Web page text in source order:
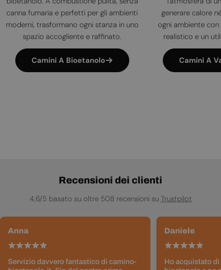
canna fumaria e perfetti per gli ambienti
moderni, trasformano ogni stanza in uno
spazio accogliente e raffinato.
Camini A Bioetanolo
generare calore
ogni ambiente
realistico e un
Camini A
Recensioni dei clienti
4,6/5 basato su oltre 508 recensioni su Trustpilot
Anna
Servizio davvero fantastico di camino-
Daniele
Ho acquistato di